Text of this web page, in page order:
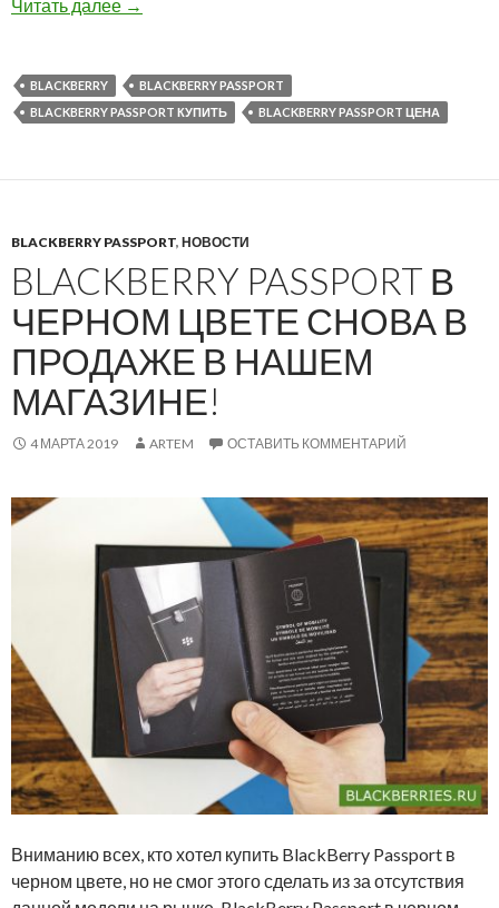
Читать далее BlackBerry Passport в черном цвете снова в
→
BLACKBERRY
BLACKBERRY PASSPORT
BLACKBERRY PASSPORT КУПИТЬ
BLACKBERRY PASSPORT ЦЕНА
BLACKBERRY PASSPORT, НОВОСТИ
BLACKBERRY PASSPORT В
ЧЕРНОМ ЦВЕТЕ СНОВА В
ПРОДАЖЕ В НАШЕМ
МАГАЗИНЕ!
4 МАРТА 2019 ARTEM ОСТАВИТЬ КОММЕНТАРИЙ
Вниманию всех, кто хотел купить BlackBerry Passport в
черном цвете, но не смог этого сделать из за отсутствия